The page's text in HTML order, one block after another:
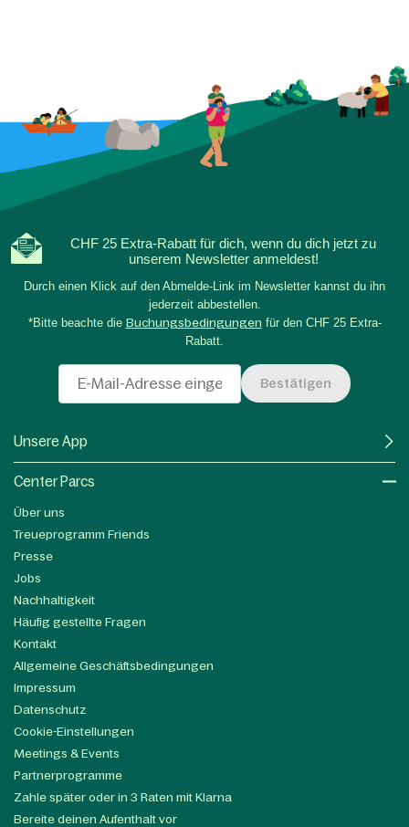
CHF 25 Extra-Rabatt für dich, wenn du dich jetzt zu
unserem Newsletter anmeldest!
Durch einen Klick auf den Abmelde-Link im Newsletter kannst du ihn
jederzeit abbestellen.
*Bitte beachte die Buchungsbedingungen für den CHF 25 Extra-
Rabatt.
Bestätigen
Unsere App
Center Parcs
Über uns
Treueprogramm Friends
Presse
Jobs
Nachhaltigkeit
Häufig gestellte Fragen
Kontakt
Allgemeine Geschäftsbedingungen
Impressum
Datenschutz
Cookie-Einstellungen
Meetings & Events
Partnerprogramme
Zahle später oder in 3 Raten mit Klarna
Bereite deinen Aufenthalt vor